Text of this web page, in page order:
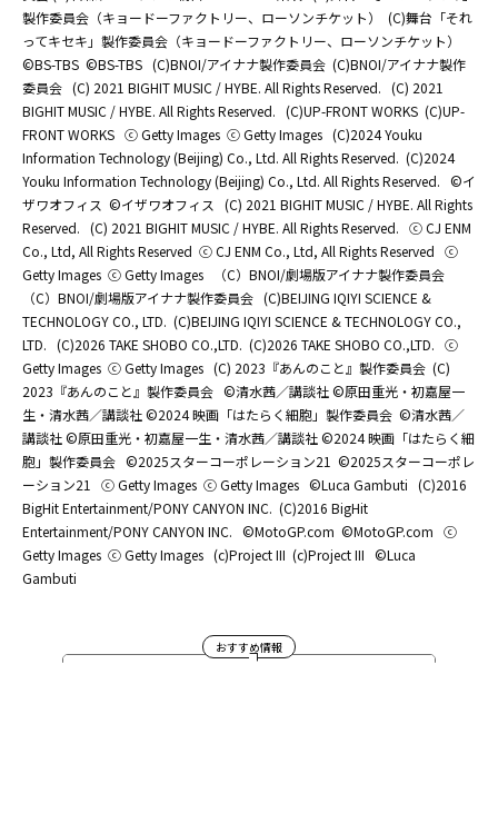
製作委員会（キョードーファクトリー、ローソンチケット）
(C)舞台「それ
ってキセキ」製作委員会（キョードーファクトリー、ローソンチケット）
©BS-TBS ©BS-TBS (C)BNOI/アイナナ製作委員会 (C)BNOI/アイナナ製作
委員会 (C) 2021 BIGHIT MUSIC / HYBE. All Rights Reserved. (C) 2021
BIGHIT MUSIC / HYBE. All Rights Reserved. (C)UP-FRONT WORKS (C)UP-
FRONT WORKS ⓒ Getty Images ⓒ Getty Images (C)2024 Youku
Information Technology (Beijing) Co., Ltd. All Rights Reserved. (C)2024
Youku Information Technology (Beijing) Co., Ltd. All Rights Reserved. ©イ
ザワオフィス ©イザワオフィス (C) 2021 BIGHIT MUSIC / HYBE. All Rights
Reserved. (C) 2021 BIGHIT MUSIC / HYBE. All Rights Reserved. ⓒ CJ ENM
Co., Ltd, All Rights Reserved ⓒ CJ ENM Co., Ltd, All Rights Reserved ⓒ
Getty Images ⓒ Getty Images
（C）BNOI/劇場版アイナナ製作委員会
（C）BNOI/劇場版アイナナ製作委員会 (C)BEIJING IQIYI SCIENCE &
TECHNOLOGY CO., LTD. (C)BEIJING IQIYI SCIENCE & TECHNOLOGY CO.,
LTD. (C)2026 TAKE SHOBO CO.,LTD. (C)2026 TAKE SHOBO CO.,LTD. ⓒ
Getty Images ⓒ Getty Images (C) 2023『あんのこと』製作委員会 (C)
2023『あんのこと』製作委員会 ©清水茜／講談社 ©原田重光・初嘉屋一
生・清水茜／講談社 ©2024 映画「はたらく細胞」製作委員会 ©清水茜／
講談社 ©原田重光・初嘉屋一生・清水茜／講談社 ©2024 映画「はたらく細
胞」製作委員会 ©2025スターコーポレーション21 ©2025スターコーポレ
ーション21 ⓒ Getty Images ⓒ Getty Images ©Luca Gambuti (C)2016
BigHit Entertainment/PONY CANYON INC. (C)2016 BigHit
Entertainment/PONY CANYON INC. ©MotoGP.com ©MotoGP.com ⓒ
Getty Images ⓒ Getty Images (c)Project III (c)Project III ©Luca
Gambuti
おすすめ情報